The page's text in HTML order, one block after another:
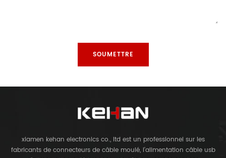
xiamen kehan electronics co., ltd est un professionnel sur les
fabricants de connecteurs de câble moulé, l'alimentation câble usb